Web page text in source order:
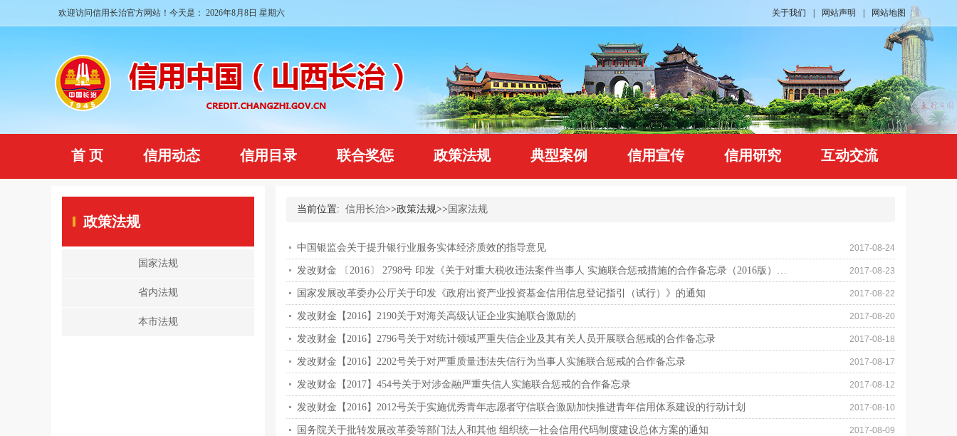
欢迎访问信用长治官方网站！今天是： 2026年8月8日 星期六 关于我们 网站声明 网站地图
首 页 信用动态 信用目录 联合奖惩 政策法规 典型案例 信用宣传 信用研究 互动交流
政策法规
国家法规
省内法规
本市法规
当前位置: 信用长治>>政策法规>> 国家法规
2017-08-24
中国银监会关于提升银行业服务实体经济质效的指导意见
2017-08-23
发改财金 〔2016〕 2798号 印发《关于对重大税收违法案件当事人 实施联合惩戒措施的合作备忘录（2016版）》的通知
2017-08-22
国家发展改革委办公厅关于印发《政府出资产业投资基金信用信息登记指引（试行）》的通知
2017-08-20
发改财金【2016】2190关于对海关高级认证企业实施联合激励的
2017-08-18
发改财金【2016】2796号关于对统计领域严重失信企业及其有关人员开展联合惩戒的合作备忘录
2017-08-17
发改财金【2016】2202号关于对严重质量违法失信行为当事人实施联合惩戒的合作备忘录
2017-08-12
发改财金【2017】454号关于对涉金融严重失信人实施联合惩戒的合作备忘录
2017-08-10
发改财金【2016】2012号关于实施优秀青年志愿者守信联合激励加快推进青年信用体系建设的行动计划
2017-08-09
国务院关于批转发展改革委等部门法人和其他 组织统一社会信用代码制度建设总体方案的通知